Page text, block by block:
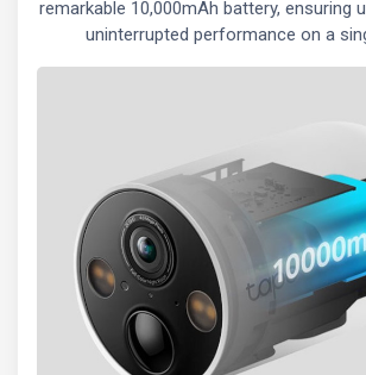
remarkable 10,000mAh battery, ensuring
uninterrupted performance on a